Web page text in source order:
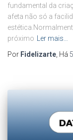
fundamental da
afeta não só a
próximo
Ler mais…
Por Fidelizarte , Há